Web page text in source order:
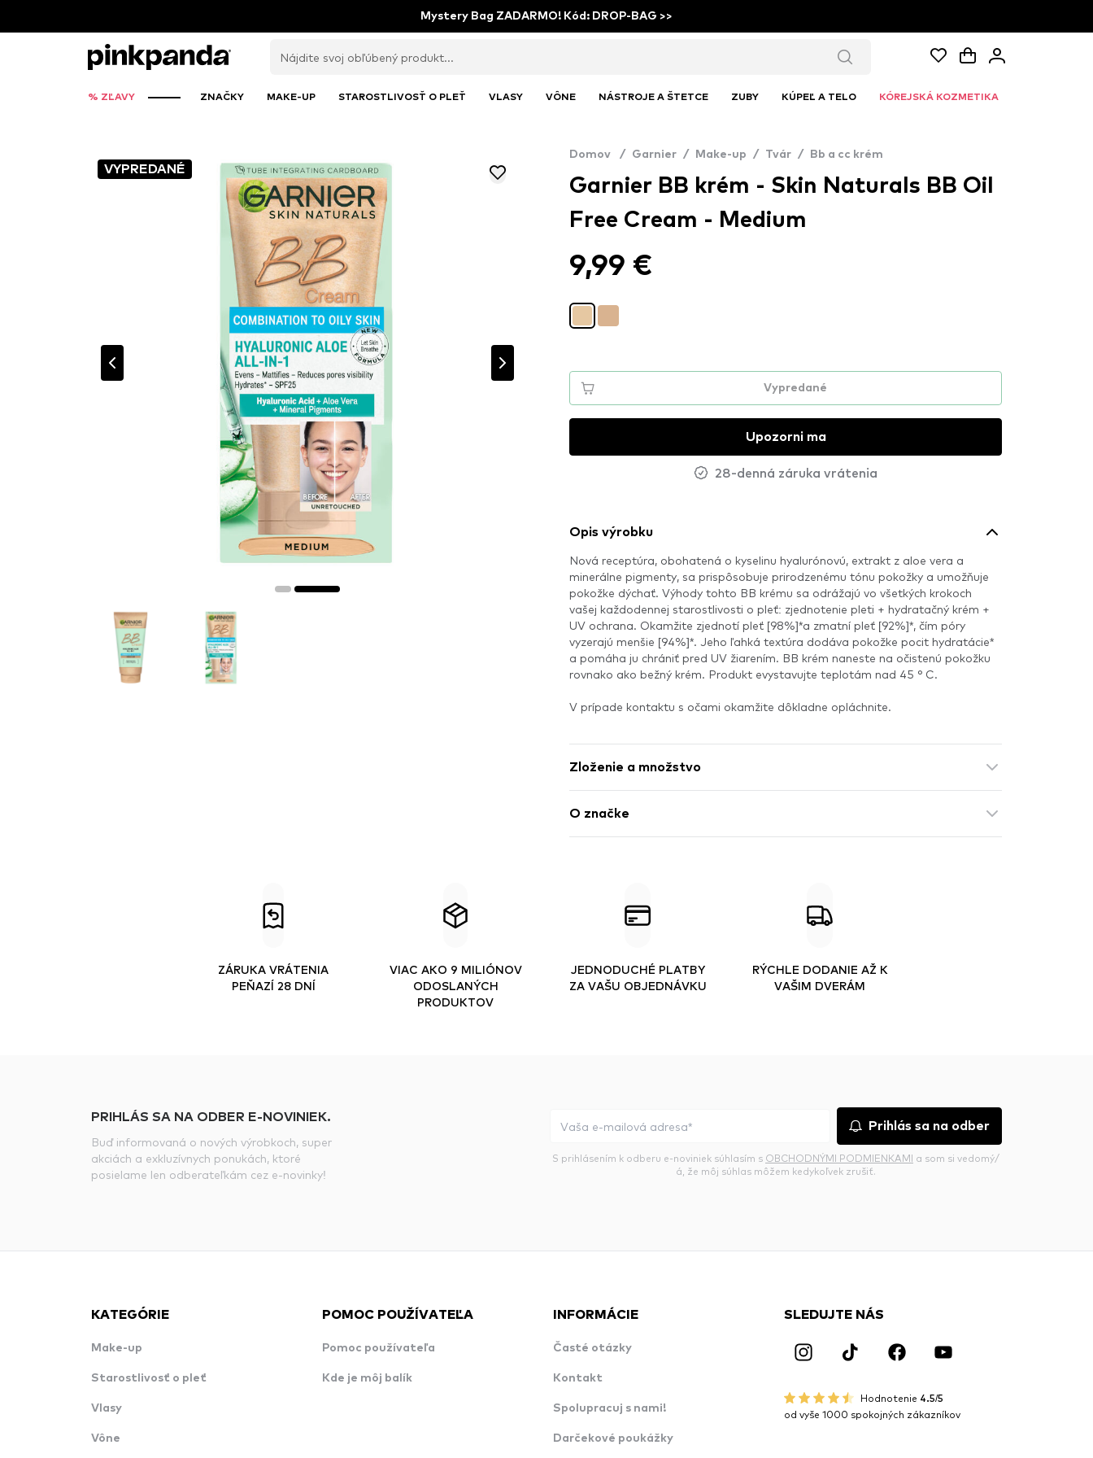
Mystery Bag ZADARMO! Kód: DROP-BAG >>
% ZĽAVY ZNAČKY MAKE-UP STAROSTLIVOSŤ O PLEŤ VLASY VÔNE NÁSTROJE A ŠTETCE ZUBY KÚPEĽ A TELO KÓREJSKÁ KOZMETIKA
VYPREDANÉ
Domov / Garnier / Make-up / Tvár / Bb a cc krém
Garnier BB krém - Skin Naturals BB Oil
Free Cream - Medium
9,99 €
Vypredané
Upozorni ma
28-denná záruka vrátenia
Opis výrobku
Nová receptúra, obohatená o kyselinu hyalurónovú, extrakt z aloe vera a
minerálne pigmenty, sa prispôsobuje prirodzenému tónu pokožky a umožňuje
pokožke dýchať. Výhody tohto BB krému sa odrážajú vo všetkých krokoch
vašej každodennej starostlivosti o pleť: zjednotenie pleti + hydratačný krém +
UV ochrana. Okamžite zjednotí pleť [98%]*a zmatní pleť [92%]*, čím póry
vyzerajú menšie [94%]*. Jeho ľahká textúra dodáva pokožke pocit hydratácie*
a pomáha ju chrániť pred UV žiarením. BB krém naneste na očistenú pokožku
rovnako ako bežný krém. Produkt evystavujte teplotám nad 45 ° C.
V prípade kontaktu s očami okamžite dôkladne opláchnite.
Zloženie a množstvo
O značke
ZÁRUKA VRÁTENIA
PEŇAZÍ 28 DNÍ
VIAC AKO 9 MILIÓNOV
ODOSLANÝCH
PRODUKTOV
JEDNODUCHÉ PLATBY
ZA VAŠU OBJEDNÁVKU
RÝCHLE DODANIE AŽ K
VAŠIM DVERÁM
PRIHLÁS SA NA ODBER E-NOVINIEK.
Buď informovaná o nových výrobkoch, super
akciách a exkluzívnych ponukách, ktoré
posielame len odberateľkám cez e-novinky!
Prihlás sa na odber
S prihlásením k odberu e-noviniek súhlasím s OBCHODNÝMI PODMIENKAMI a som si vedomý/
á, že môj súhlas môžem kedykoľvek zrušiť.
KATEGÓRIE
Make-up
Starostlivosť o pleť
Vlasy
Vône
POMOC POUŽÍVATEĽA
Pomoc používateľa
Kde je môj balík
INFORMÁCIE
Časté otázky
Kontakt
Spolupracuj s nami!
Darčekové poukážky
SLEDUJTE NÁS
Hodnotenie 4.5/5
od vyše 1000 spokojných zákazníkov